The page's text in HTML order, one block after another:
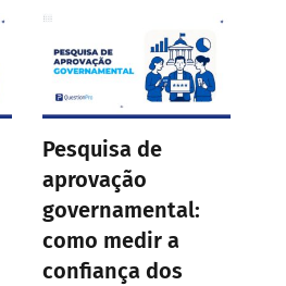
Pesquisa de
aprovação
governamental:
como medir a
confiança dos